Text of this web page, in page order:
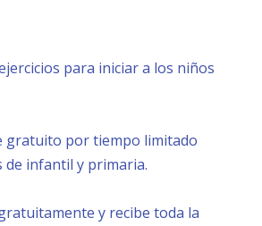
para iniciar a los niños
gratuito por tiempo limitado
infantil y primaria.
y recibe toda la